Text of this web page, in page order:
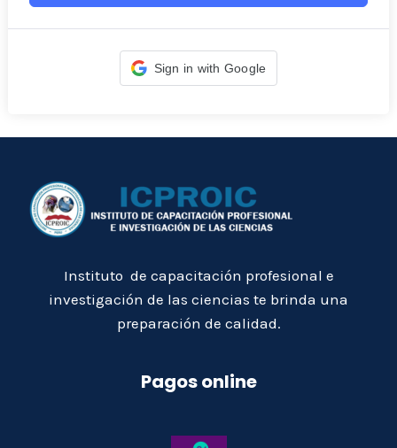
Sign in with Google
Instituto de capacitación profesional e
investigación de las ciencias te brinda una
preparación de calidad.
Pagos online